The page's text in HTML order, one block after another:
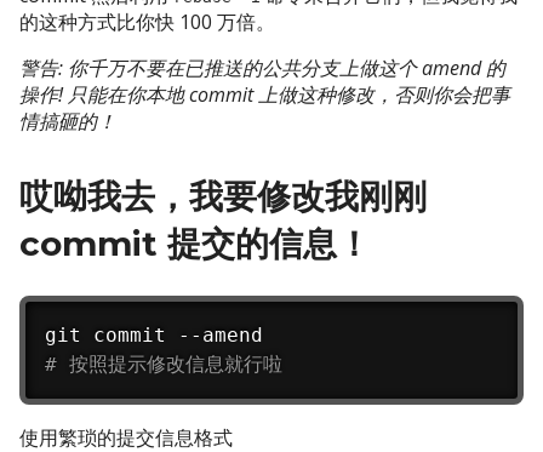
的这种方式比你快 100 万倍。
警告: 你千万不要在已推送的公共分支上做这个 amend 的
操作! 只能在你本地 commit 上做这种修改，否则你会把事
情搞砸的！
哎呦我去，我要修改我刚刚
commit 提交的信息！
# 按照提示修改信息就行啦
使用繁琐的提交信息格式